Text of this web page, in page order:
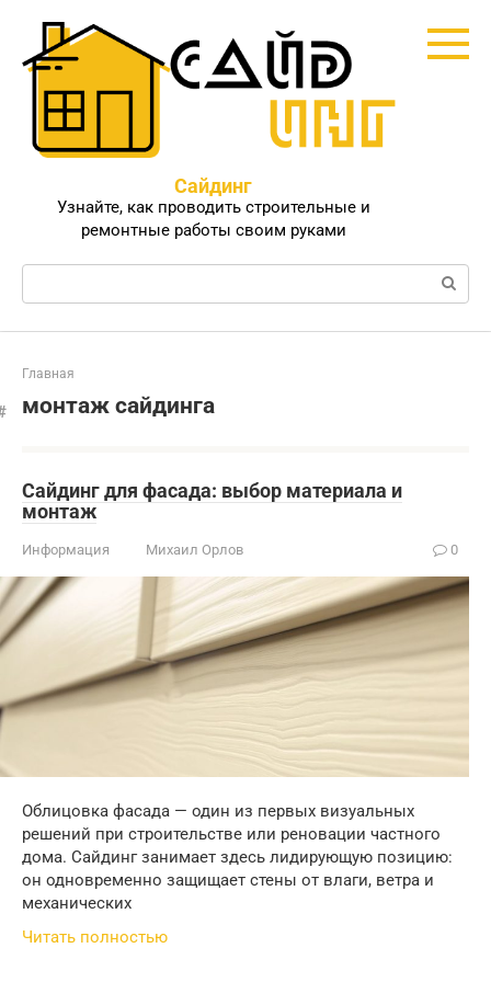
контенту
Сайдинг
Узнайте, как проводить строительные и
ремонтные работы своим руками
Поиск:
Главная
монтаж сайдинга
Сайдинг для фасада: выбор материала и
монтаж
Информация Михаил Орлов 0
Облицовка фасада — один из первых визуальных
решений при строительстве или реновации частного
дома. Сайдинг занимает здесь лидирующую позицию:
он одновременно защищает стены от влаги, ветра и
механических
Читать полностью